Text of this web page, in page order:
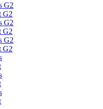
G2
G2
G2
G2
G2
G2